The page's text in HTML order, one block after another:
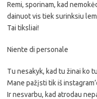
Remi, sporinam, kad
dainuot vis tiek surinksiu
Tai tiksliai!
Niente di personale
Tu nesakyk, kad tu žinai ko
Mane pažįsti tik iš
Ir nesvarbu, kad atrodau